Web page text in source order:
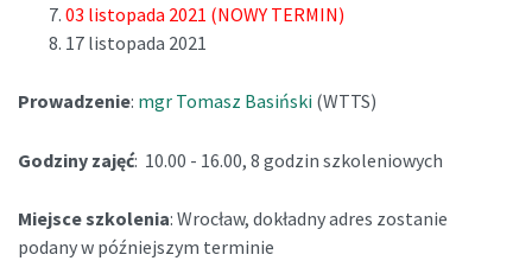
03 listopada 2021 (NOWY TERMIN)
17 listopada 2021
Prowadzenie: mgr Tomasz Basiński (WTTS)
Godziny zajęć: 10.00 - 16.00, 8 godzin szkoleniowych
Miejsce szkolenia: Wrocław, dokładny adres zostanie
podany w późniejszym terminie